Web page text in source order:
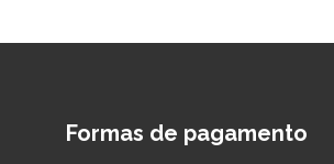
Formas de pagamento